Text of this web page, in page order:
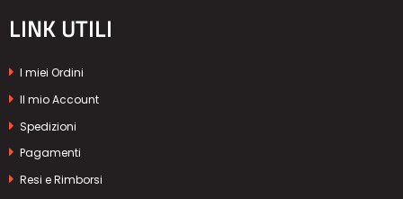
LINK UTILI
I miei Ordini
Il mio Account
Spedizioni
Pagamenti
Resi e Rimborsi